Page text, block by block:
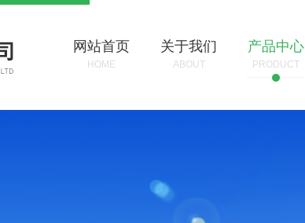
网站首页
HOME
关于我们
ABOUT
产品中心
PRODUCT